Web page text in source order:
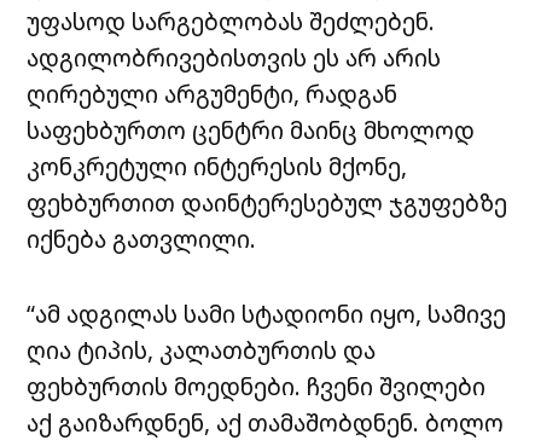
უფასოდ სარგებლობას შეძლებენ.
ადგილობრივებისთვის ეს არ არის
ღირებული არგუმენტი, რადგან
საფეხბურთო ცენტრი მაინც მხოლოდ
კონკრეტული ინტერესის მქონე,
ფეხბურთით დაინტერესებულ ჯგუფებზე
იქნება გათვლილი.
“ამ ადგილას სამი სტადიონი იყო, სამივე
ღია ტიპის, კალათბურთის და
ფეხბურთის მოედნები. ჩვენი შვილები
აქ გაიზარდნენ, აქ თამაშობდნენ. ბოლო